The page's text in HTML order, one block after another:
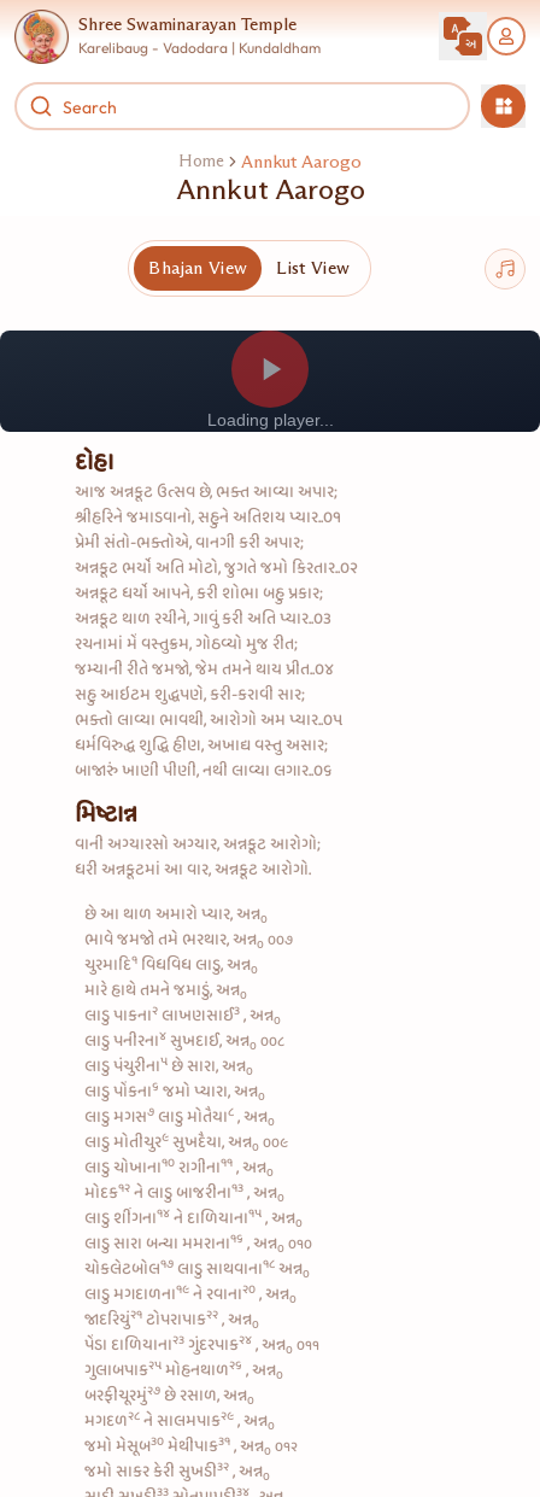
Shree Swaminarayan Temple
Karelibaug - Vadodara | Kundaldham
Home Annkut Aarogo
Annkut Aarogo
Bhajan View List View
દોહા
આજ અન્નકૂટ ઉત્સવ છે, ભક્ત આવ્યા અપાર;
શ્રીહરિને જમાડવાનો, સહુને અતિશય પ્યાર..૦૧
પ્રેમી સંતો-ભક્તોએ, વાનગી કરી અપાર;
અન્નકૂટ ભર્યો અતિ મોટો, જુગતે જમો કિરતાર..૦૨
અન્નકૂટ ધર્યો આપને, કરી શોભા બહુ પ્રકાર;
અન્નકૂટ થાળ રચીને, ગાવું કરી અતિ પ્યાર..૦૩
રચનામાં મેં વસ્તુક્રમ, ગોઠવ્યો મુજ રીત;
જમ્યાની રીતે જમજો, જેમ તમને થાય પ્રીત..૦૪
સહુ આઇટમ શુદ્ધપણે, કરી-કરાવી સાર;
ભક્તો લાવ્યા ભાવથી, આરોગો અમ પ્યાર..૦૫
ધર્મવિરુદ્ધ શુદ્ધિ હીણ, અખાદ્ય વસ્તુ અસાર;
બાજારું ખાણી પીણી, નથી લાવ્યા લગાર..૦૬
મિષ્ટાન્ન
વાની અગ્યારસો અગ્યાર, અન્નકૂટ આરોગો;
ધરી અન્નકૂટમાં આ વાર, અન્નકૂટ આરોગો.
છે આ થાળ અમારો પ્યાર, અન્ન૦
ભાવે જમજો તમે ભરથાર, અન્ન૦ ૦૦૭
ચુરમાદિ૧ વિધવિધ લાડુ, અન્ન૦
મારે હાથે તમને જમાડું, અન્ન૦
લાડુ પાકના૨ લાખણસાઈ૩ , અન્ન૦
લાડુ પનીરના૪ સુખદાઈ, અન્ન૦ ૦૦૮
લાડુ પંચુરીના૫ છે સારા, અન્ન૦
લાડુ પોંકના૬ જમો પ્યારા, અન્ન૦
લાડુ મગસ૭ લાડુ મોતૈયા૮ , અન્ન૦
લાડુ મોતીચુર૯ સુખદૈયા, અન્ન૦ ૦૦૯
લાડુ ચોખાના૧૦ રાગીના૧૧ , અન્ન૦
મોદક૧૨ ને લાડુ બાજરીના૧૩ , અન્ન૦
લાડુ શીંગના૧૪ ને દાળિયાના૧૫ , અન્ન૦
લાડુ સારા બન્યામમરાના૧૬ , અન્ન૦ ૦૧૦
ચોકલેટબોલ૧૭ લાડુ સાથવાના૧૮ અન્ન૦
લાડુ મગદાળના૧૯ નેરવાના૨૦ , અન્ન૦
જાદરિયું૨૧ ટોપરાપાક૨૨ , અન્ન૦
પેંડા દાળિયાના૨૩ ગુંદરપાક૨૪ , અન્ન૦ ૦૧૧
ગુલાબપાક૨૫ મોહનથાળ૨૬ , અન્ન૦
બરફીચૂરમું૨૭ છે રસાળ, અન્ન૦
મગદળ૨૮ નેસાલમપાક૨૯ , અન્ન૦
જમોમેસૂબ૩૦ મેથીપાક૩૧ , અન્ન૦ ૦૧૨
જમોસાકર કેરી સુખડી૩૨ , અન્ન૦
૩૩ ૩૪
Loading player...